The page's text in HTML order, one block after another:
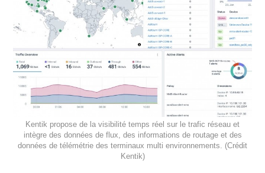
Kentik propose de la visibilité temps réel sur le trafic réseau et
intègre des données de flux, des informations de routage et des
données de télémétrie des terminaux multi environnements. (Crédit
Kentik)